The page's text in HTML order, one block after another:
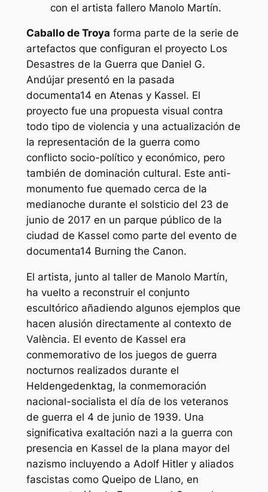
con el artista fallero Manolo Martín.
Caballo de Troya forma parte de la serie de
artefactos que configuran el proyecto Los
Desastres de la Guerra que Daniel G.
Andújar presentó en la pasada
documenta14 en Atenas y Kassel. El
proyecto fue una propuesta visual contra
todo tipo de violencia y una actualización de
la representación de la guerra como
conflicto socio-político y económico, pero
también de dominación cultural. Este anti-
monumento fue quemado cerca de la
medianoche durante el solsticio del 23 de
junio de 2017 en un parque público de la
ciudad de Kassel como parte del evento de
documenta14 Burning the Canon.
El artista, junto al taller de Manolo Martín,
ha vuelto a reconstruir el conjunto
escultórico añadiendo algunos ejemplos que
hacen alusión directamente al contexto de
València. El evento de Kassel era
conmemorativo de los juegos de guerra
nocturnos realizados durante el
Heldengedenktag, la conmemoración
nacional-socialista el día de los veteranos
de guerra el 4 de junio de 1939. Una
significativa exaltación nazi a la guerra con
presencia en Kassel de la plana mayor del
nazismo incluyendo a Adolf Hitler y aliados
fascistas como Queipo de Llano, en